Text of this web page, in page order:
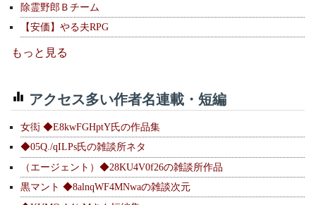
除霊野郎Ｂチーム
【安価】やる夫RPG
もっと見る
アクセス多い作者名連載・短編
女衒 ◆E8kwFGHptY氏の作品集
◆05Q./qILPs氏の雑談所ネタ
（エージェント）◆28KU4V0f26の雑談所作品
黒マント ◆8alnqWF4MNwaの雑談次元